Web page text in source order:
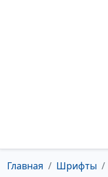
Главная Шрифты